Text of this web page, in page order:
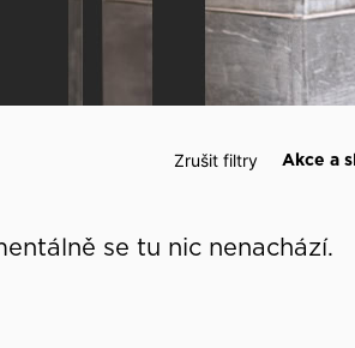
Akce a
Zrušit filtry
se tu nic nenachází.